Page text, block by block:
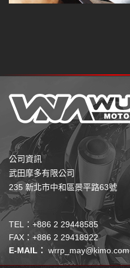
公司資訊
武田摩多有限公司
235 新北市中和區景平路63號
TEL：+886 2 29448585
FAX：+886 2 29418922
E-MAIL： wrrp_may@kimo.com